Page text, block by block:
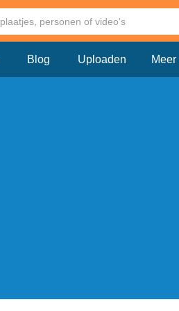
Blog Uploaden Meer